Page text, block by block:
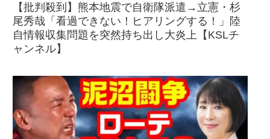
【批判殺到】熊本地震で自衛隊派遣→立憲・杉
尾秀哉「看過できない！ヒアリングする！」陸
自情報収集問題を突然持ち出し大炎上【KSLチ
ャンネル】